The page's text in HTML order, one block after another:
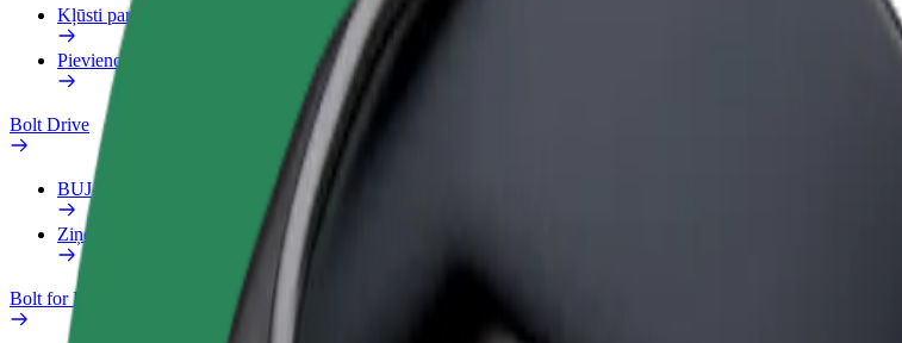
Kļūsti par kurjeru
Pievieno restorānu vai veikalu
Bolt Drive
BUJ
Ziņo par transportlīdzekli
Bolt for Business